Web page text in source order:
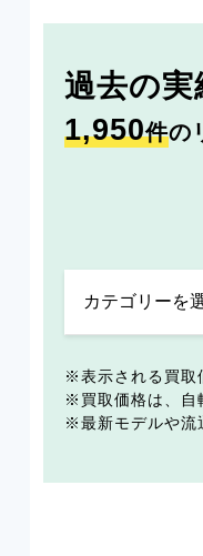
過去の実
1,950件の
表示される買取
買取価格は、自
最新モデルや流